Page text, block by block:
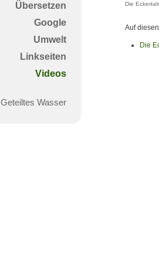
Übersetzen
Google
Umwelt
Linkseiten
Videos
Geteiltes Wasser
Die
Auf
Die